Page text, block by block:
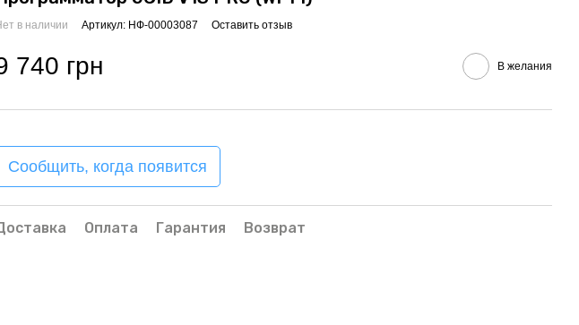
в наличии Артикул: НФ-00003087 Оставить отзыв
740 грн В желания
Сообщить, когда появится
Оплата Гарантия Возврат